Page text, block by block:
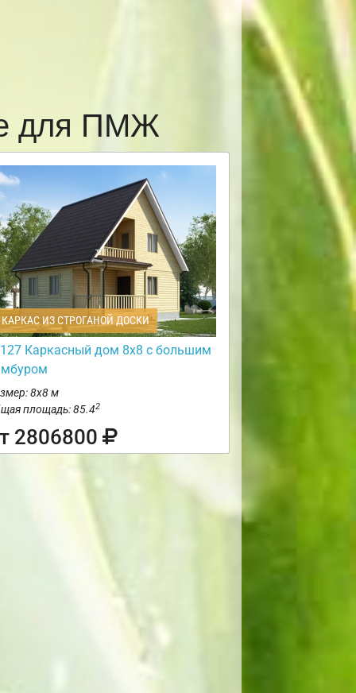
для ПМЖ
ИЗ СТРОГАНОЙ ДОСКИ
Каркасный дом 8х8 с большим
8х8 м
площадь: 85.42
2806800